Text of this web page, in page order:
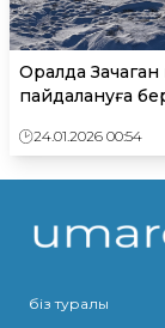
Оралда Зачаган
пайдалануға
24.01.2026 00:54
біз туралы